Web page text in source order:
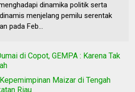
dinamika politik serta
menjelang pemilu serentak
pada Feb...
di Copot, GEMPA : Karena Tak
Maizar di Tengah
Riau